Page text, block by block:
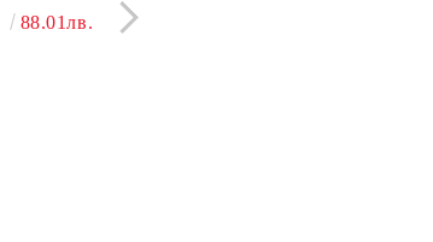
СИТЕН
88.01лв.